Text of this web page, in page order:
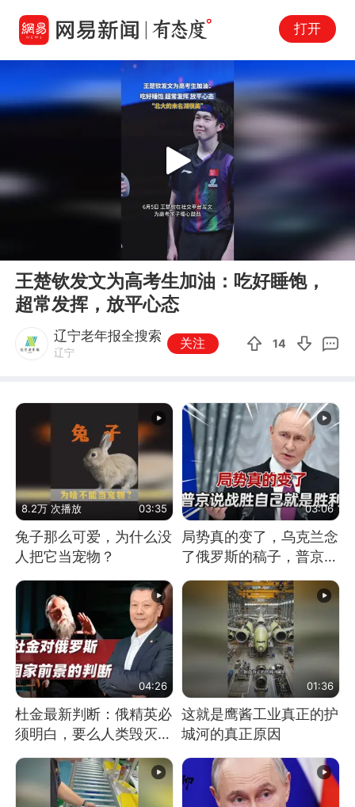
打开
Play
王楚钦发文为高考生加油：吃好睡饱，
超常发挥，放平心态
辽宁老年报全搜索
辽宁
关注 14
8.2万 次播放 03:35
兔子那么可爱，为什么没
人把它当宠物？
03:06
局势真的变了，乌克兰念
了俄罗斯的稿子，普京说
战胜自己就是胜利
04:26
杜金最新判断：俄精英必
须明白，要么人类毁灭，
01:36
这就是鹰酱工业真正的护
城河的真正原因